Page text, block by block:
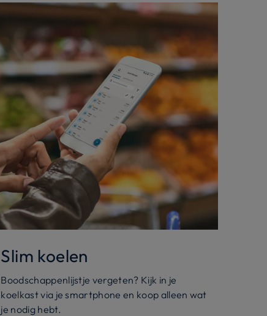
Slim koelen
Boodschappenlijstje vergeten? Kijk in je
koelkast via je smartphone en koop alleen wat
je nodig hebt.